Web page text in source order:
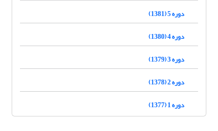
دوره 5 (1381)
دوره 4 (1380)
دوره 3 (1379)
دوره 2 (1378)
دوره 1 (1377)